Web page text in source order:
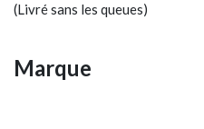
(Livré sans les queues)
Marque